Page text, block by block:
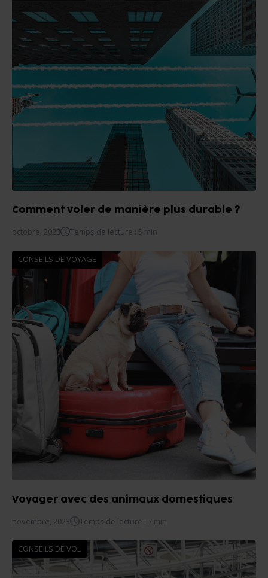
Comment voler de manière plus durable ?
octobre, 2023 Temps de lecture : 5 min
CONSEILS DE VOYAGE
Voyager avec des animaux domestiques
novembre, 2023 Temps de lecture : 7 min
CONSEILS DE VOL